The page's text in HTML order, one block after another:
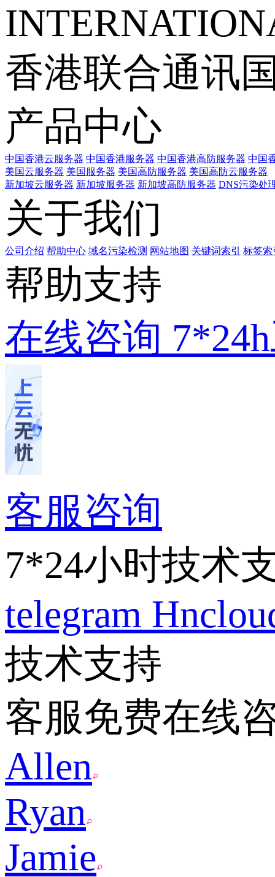
香港联合通讯
产品中心
中国香港云服务器 中国香港服务器 中国香港高防服务器 中国
美国云服务器 美国服务器 美国高防服务器 美国高防云服务器
新加坡云服务器 新加坡服务器 新加坡高防服务器 DNS污染处
关于我们
公司介绍 帮助中心 域名污染检测 网站地图 关键词索引 标签索
帮助支持
在线咨询
客服咨询
7*24小时技术
telegram
技术支持
客服免费在线
Allen
Ryan
Jamie